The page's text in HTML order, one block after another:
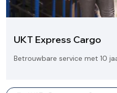
UKT Express Cargo
Betrouwbare service met 10